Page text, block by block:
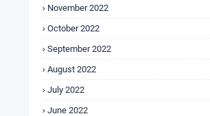
November 2022
October 2022
September 2022
August 2022
July 2022
June 2022